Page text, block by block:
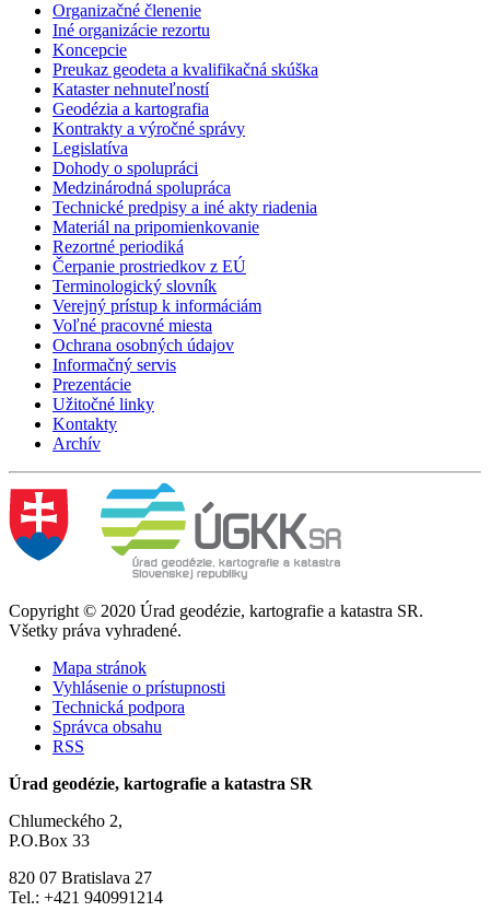
Organizačné členenie
Iné organizácie rezortu
Koncepcie
Preukaz geodeta a kvalifikačná skúška
Kataster nehnuteľností
Geodézia a kartografia
Kontrakty a výročné správy
Legislatíva
Dohody o spolupráci
Medzinárodná spolupráca
Technické predpisy a iné akty riadenia
Materiál na pripomienkovanie
Rezortné periodiká
Čerpanie prostriedkov z EÚ
Terminologický slovník
Verejný prístup k informáciám
Voľné pracovné miesta
Ochrana osobných údajov
Informačný servis
Prezentácie
Užitočné linky
Kontakty
Archív
Copyright © 2020 Úrad geodézie, kartografie a katastra SR.
Všetky práva vyhradené.
Mapa stránok
Vyhlásenie o prístupnosti
Technická podpora
Správca obsahu
RSS
Úrad geodézie, kartografie a katastra SR
Chlumeckého 2,
P.O.Box 33
820 07 Bratislava 27
Tel.: +421 940991214